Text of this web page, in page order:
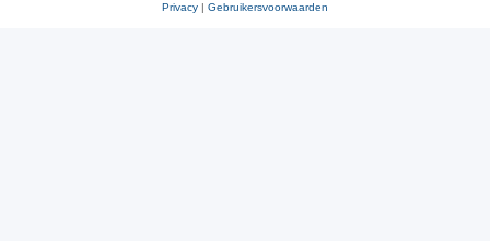
Privacy | Gebruikersvoorwaarden